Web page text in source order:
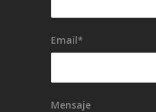
Email*
Mensaje